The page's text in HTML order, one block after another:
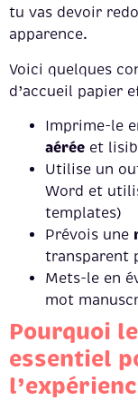
tu vas devoir
apparence.
Voici quelques
d’accueil papier
Imprime-le
aérée et
Utilise un
Word et
templates)
Prévois une
transparent
Mets-le en
mot
Pourquoi
essentiel